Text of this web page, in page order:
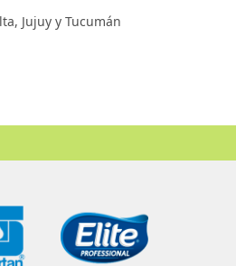
Jujuy y Tucumán